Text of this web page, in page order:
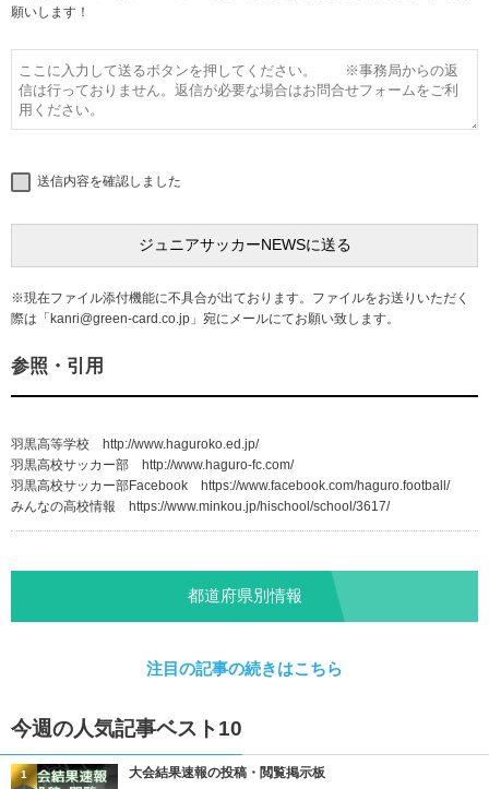
願いします！
送信内容を確認しました
※現在ファイル添付機能に不具合が出ております。ファイルをお送りいただく
際は「 kanri@green-card.co.jp 」宛にメールにてお願い致します。
参照・引用
羽黒高等学校 http://www.haguroko.ed.jp/
羽黒高校サッカー部 http://www.haguro-fc.com/
羽黒高校サッカー部Facebook https://www.facebook.com/haguro.football/
みんなの高校情報 https://www.minkou.jp/hischool/school/3617/
都道府県別情報
注目の記事の続きはこちら
今週の人気記事ベスト10
大会結果速報の投稿・閲覧掲示板
1